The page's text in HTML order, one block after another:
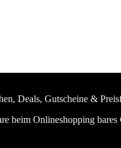
Deals, Gutscheine &
beim Onlineshopping